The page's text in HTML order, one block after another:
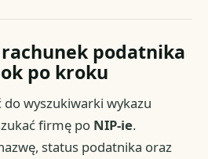
podatnika
po kroku
do wyszukiwarki wykazu
firmę po NIP-ie.
status podatnika oraz